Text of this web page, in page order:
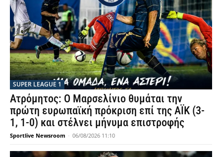
SUPER LEAGUE 1
Ατρόμητος: Ο Μαρσελίνιο θυμάται την
πρώτη ευρωπαϊκή πρόκριση επί της ΑΪΚ (3-
1, 1-0) και στέλνει μήνυμα επιστροφής
Sportlive Newsroom - 06/08/2026 11:10